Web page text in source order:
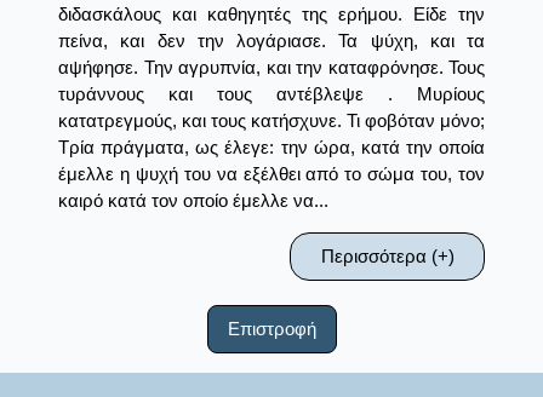
διδασκάλους και καθηγητές της ερήμου. Είδε την
πείνα, και δεν την λογάριασε. Τα ψύχη, και τα
αψήφησε. Την αγρυπνία, και την καταφρόνησε. Τους
τυράννους και τους αντέβλεψε . Μυρίους
κατατρεγμούς, και τους κατήσχυνε. Τι φοβόταν μόνο;
Τρία πράγματα, ως έλεγε: την ώρα, κατά την οποία
έμελλε η ψυχή του να εξέλθει από το σώμα του, τον
καιρό κατά τον οποίο έμελλε να...
Περισσότερα (+)
Επιστροφή